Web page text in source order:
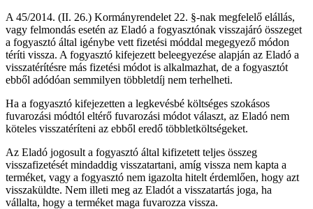
A 45/2014. (II. 26.) Kormányrendelet 22. §-nak megfelelő elállás,
vagy felmondás esetén az Eladó a fogyasztónak visszajáró összeget
a fogyasztó által igénybe vett fizetési móddal megegyező módon
téríti vissza. A fogyasztó kifejezett beleegyezése alapján az Eladó a
visszatérítésre más fizetési módot is alkalmazhat, de a fogyasztót
ebből adódóan semmilyen többletdíj nem terhelheti.
Ha a fogyasztó kifejezetten a legkevésbé költséges szokásos
fuvarozási módtól eltérő fuvarozási módot választ, az Eladó nem
köteles visszatéríteni az ebből eredő többletköltségeket.
Az Eladó jogosult a fogyasztó által kifizetett teljes összeg
visszafizetését mindaddig visszatartani, amíg vissza nem kapta a
terméket, vagy a fogyasztó nem igazolta hitelt érdemlően, hogy azt
visszaküldte. Nem illeti meg az Eladót a visszatartás joga, ha
vállalta, hogy a terméket maga fuvarozza vissza.